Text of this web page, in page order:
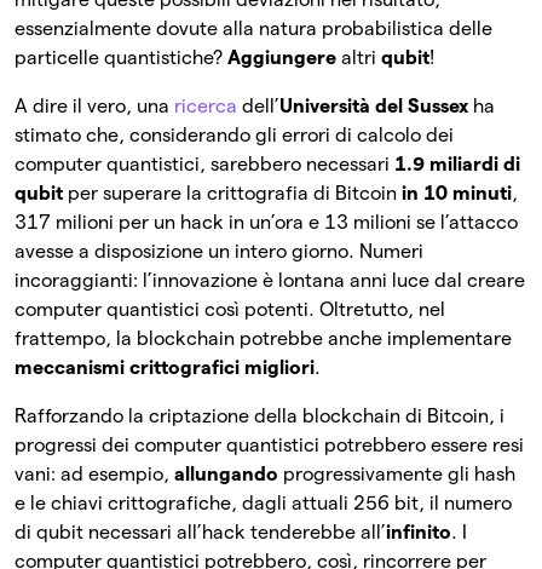
essenzialmente dovute alla natura probabilistica delle
particelle quantistiche? Aggiungere altri qubit!
A dire il vero, una ricerca dell’Università del Sussex ha
stimato che, considerando gli errori di calcolo dei
computer quantistici, sarebbero necessari 1.9 miliardi di
qubit per superare la crittografia di Bitcoin in 10 minuti,
317 milioni per un hack in un’ora e 13 milioni se l’attacco
avesse a disposizione un intero giorno. Numeri
incoraggianti: l’innovazione è lontana anni luce dal creare
computer quantistici così potenti. Oltretutto, nel
frattempo, la blockchain potrebbe anche implementare
meccanismi crittografici migliori.
Rafforzando la criptazione della blockchain di Bitcoin, i
progressi dei computer quantistici potrebbero essere resi
vani: ad esempio, allungando progressivamente gli hash
e le chiavi crittografiche, dagli attuali 256 bit, il numero
di qubit necessari all’hack tenderebbe all’infinito. I
computer quantistici potrebbero, così, rincorrere per